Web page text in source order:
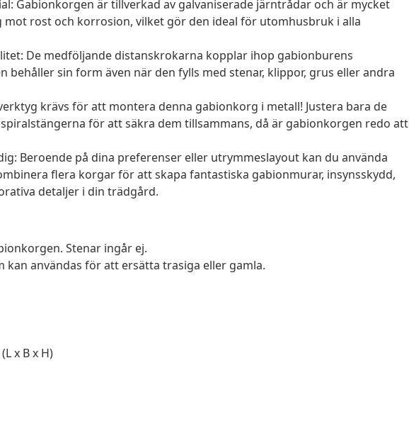
Gabionkorgen är tillverkad av galvaniserade järntrådar och är mycket
rost och korrosion, vilket gör den ideal för utomhusbruk i alla
De medföljande distanskrokarna kopplar ihop gabionburens
behåller sin form även när den fylls med stenar, klippor, grus eller andra
krävs för att montera denna gabionkorg i metall! Justera bara de
för att säkra dem tillsammans, då är gabionkorgen redo att
Beroende på dina preferenser eller utrymmeslayout kan du använda
flera korgar för att skapa fantastiska gabionmurar, insynsskydd,
detaljer i din trädgård.
Stenar ingår ej.
kan användas för att ersätta trasiga eller gamla.
x B x H)